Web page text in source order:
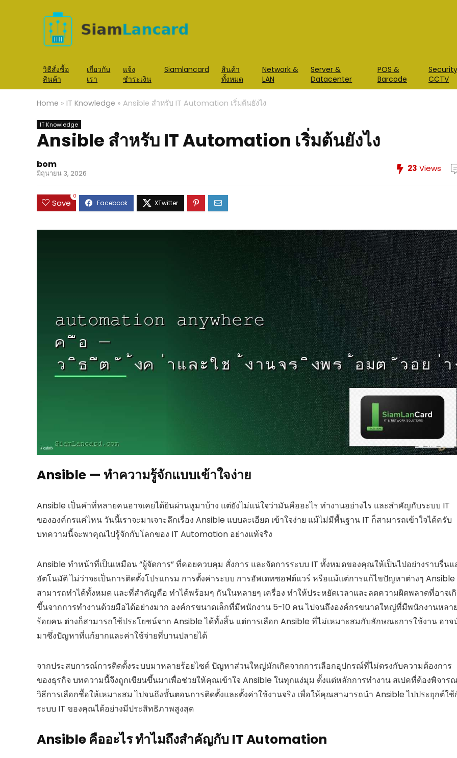
วิธีสั่งซื้อ
สินค้า
เกี่ยวกับ
เรา
แจ้ง
ชำระเงิน
Siamlancard
สินค้า
ทั้งหมด
Network &
LAN
Server &
Datacenter
POS &
Barcode
CCTV
Home » IT Knowledge » Ansible สำหรับ IT Automation เริ่มต้นยังไง
IT Knowledge
Ansible สำหรับ IT Automation เริ่มต้นยังไง
bom
มิถุนายน 3, 2026 23 Views
Save
0
Ansible — ทำความรู้จักแบบเข้าใจง่าย
Ansible เป็นคำที่หลายคนอาจเคยได้ยินผ่านหูมาบ้าง แต่ยังไม่แน่ใจว่ามันคืออะไร ทำงานอย่างไร และสำคัญกับระบบ IT
ขององค์กรแค่ไหน วันนี้เราจะมาเจาะลึกเรื่อง Ansible แบบละเอียด เข้าใจง่าย แม้ไม่มีพื้นฐาน IT ก็สามารถเข้าใจได้ครับ
บทความนี้จะพาคุณไปรู้จักกับโลกของ IT Automation อย่างแท้จริง
Ansible ทำหน้าที่เป็นเหมือน “ผู้จัดการ” ที่คอยควบคุม สั่งการ และจัดการระบบ IT ทั้งหมดของคุณให้เป็นไปอย่างราบรื่นแ
อัตโนมัติ ไม่ว่าจะเป็นการติดตั้งโปรแกรม การตั้งค่าระบบ การอัพเดทซอฟต์แวร์ หรือแม้แต่การแก้ไขปัญหาต่างๆ Ansible
สามารถทำได้ทั้งหมด และที่สำคัญคือ ทำได้พร้อมๆ กันในหลายๆ เครื่อง ทำให้ประหยัดเวลาและลดความผิดพลาดที่อาจเ
ขึ้นจากการทำงานด้วยมือได้อย่างมาก องค์กรขนาดเล็กที่มีพนักงาน 5-10 คน ไปจนถึงองค์กรขนาดใหญ่ที่มีพนักงานหลา
ร้อยคน ต่างก็สามารถใช้ประโยชน์จาก Ansible ได้ทั้งสิ้น แต่การเลือก Ansible ที่ไม่เหมาะสมกับลักษณะการใช้งาน อาจ
มาซึ่งปัญหาที่แก้ยากและค่าใช้จ่ายที่บานปลายได้
จากประสบการณ์การติดตั้งระบบมาหลายร้อยไซต์ ปัญหาส่วนใหญ่มักเกิดจากการเลือกอุปกรณ์ที่ไม่ตรงกับความต้องการ
ของธุรกิจ บทความนี้จึงถูกเขียนขึ้นมาเพื่อช่วยให้คุณเข้าใจ Ansible ในทุกแง่มุม ตั้งแต่หลักการทำงาน สเปคที่ต้องพิจาร
วิธีการเลือกซื้อให้เหมาะสม ไปจนถึงขั้นตอนการติดตั้งและตั้งค่าใช้งานจริง เพื่อให้คุณสามารถนำ Ansible ไปประยุกต์ใช้
ระบบ IT ของคุณได้อย่างมีประสิทธิภาพสูงสุด
Ansible คืออะไร ทำไมถึงสำคัญกับ IT Automation